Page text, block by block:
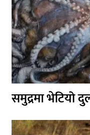
समुद्रमा भेटियो